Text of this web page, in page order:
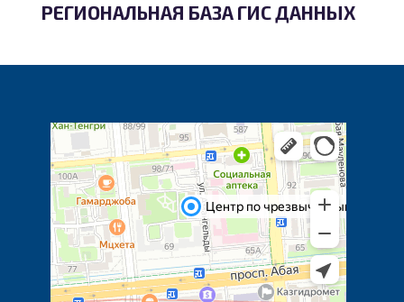
РЕГИОНАЛЬНАЯ БАЗА ГИС ДАННЫХ